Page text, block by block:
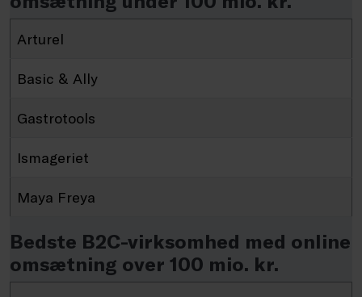
Arturel
Basic & Ally
Gastrotools
Ismageriet
Maya Freya
Bedste B2C-virksomhed med online
omsætning over 100 mio. kr.